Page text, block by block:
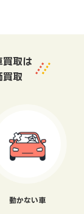
買取は
買取
動かない車